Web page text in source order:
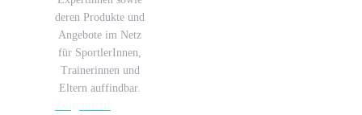
deren Produkte und
Angebote im Netz
für SportlerInnen,
Trainerinnen und
Eltern auffindbar.